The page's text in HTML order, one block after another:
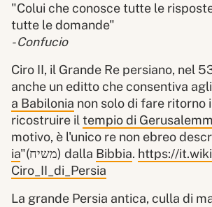
"Colui che conosce tutte le
tutte le domande"
- Confucio
Ciro II, il Grande Re persiano, nel
anche un editto che consentiva agli
a Babilonia non solo di fare ritorno
ricostruire il tempio di
motivo, è l'unico re non ebreo
ia
"(משיח) dalla Bibbia. https://
Ciro_II_di_Persia
La grande Persia antica, culla di